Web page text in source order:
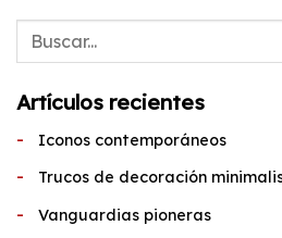
Artículos recientes
Iconos contemporáneos
Trucos de decoración
Vanguardias pioneras